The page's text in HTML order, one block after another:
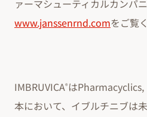
ァーマシューティカルカンパ
www.janssenrnd.comをご覧
IMBRUVICA®はPharmacyclics,
本において、イブルチニブは未